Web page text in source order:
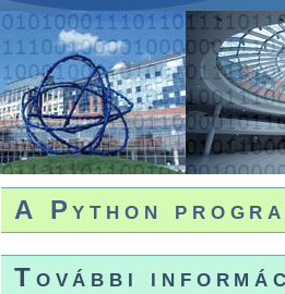
A Python
További